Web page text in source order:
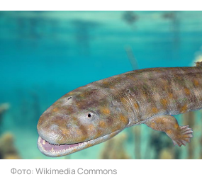
Фото: Wikimedia Commons